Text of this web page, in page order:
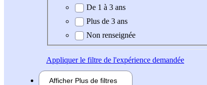
De 1 à 3 ans
Plus de 3 ans
Non renseignée
Appliquerle filtre de l'expérience demandée
Afficher Plus de filtres